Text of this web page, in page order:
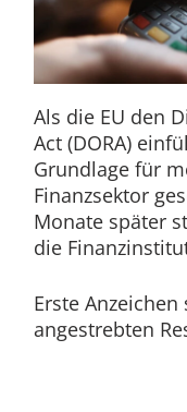
Als die EU den
Act (DORA)
Grundlage für
Finanzsektor
Monate später
die
Erste
angestrebten